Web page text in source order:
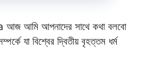
আমি আপনাদের সাথে কথা বলবো
যা বিশ্বের দ্বিতীয় বৃহত্তম ধর্ম